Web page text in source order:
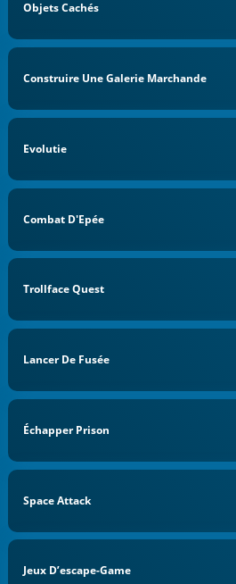
Objets Cachés
Construire Une Galerie Marchande
Evolutie
Combat D'Epée
Trollface Quest
Lancer De Fusée
Échapper Prison
Space Attack
Jeux D’escape-Game